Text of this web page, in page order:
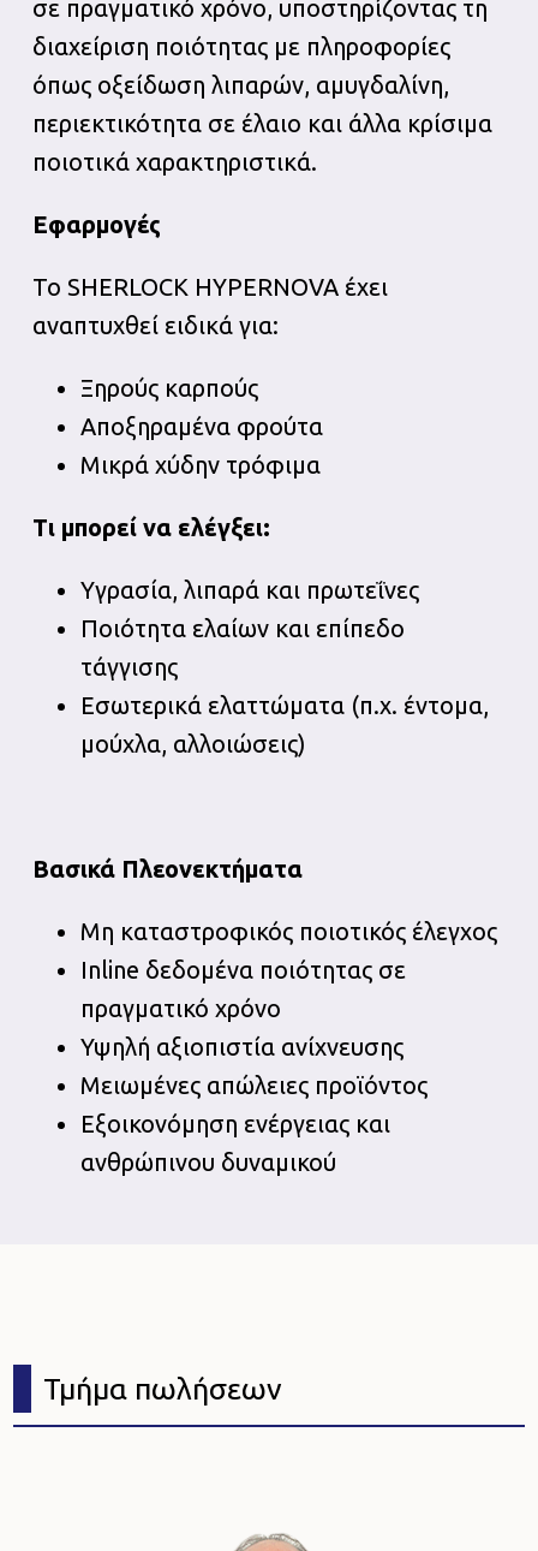
σε πραγματικό χρόνο, υποστηρίζοντας τη
διαχείριση ποιότητας με πληροφορίες
όπως οξείδωση λιπαρών, αμυγδαλίνη,
περιεκτικότητα σε έλαιο και άλλα κρίσιμα
ποιοτικά χαρακτηριστικά.
Εφαρμογές
Το SHERLOCK HYPERNOVA έχει
αναπτυχθεί ειδικά για:
Ξηρούς καρπούς
Αποξηραμένα φρούτα
Μικρά χύδην τρόφιμα
Τι μπορεί να ελέγξει:
Υγρασία, λιπαρά και πρωτεΐνες
Ποιότητα ελαίων και επίπεδο
τάγγισης
Εσωτερικά ελαττώματα (π.χ. έντομα,
μούχλα, αλλοιώσεις)
Βασικά Πλεονεκτήματα
Μη καταστροφικός ποιοτικός έλεγχος
Inline δεδομένα ποιότητας σε
πραγματικό χρόνο
Υψηλή αξιοπιστία ανίχνευσης
Μειωμένες απώλειες προϊόντος
Εξοικονόμηση ενέργειας και
ανθρώπινου δυναμικού
Τμήμα πωλήσεων